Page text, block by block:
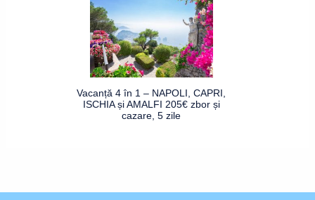
Vacanță 4 în 1 – NAPOLI, CAPRI,
ISCHIA și AMALFI 205€ zbor și
cazare, 5 zile